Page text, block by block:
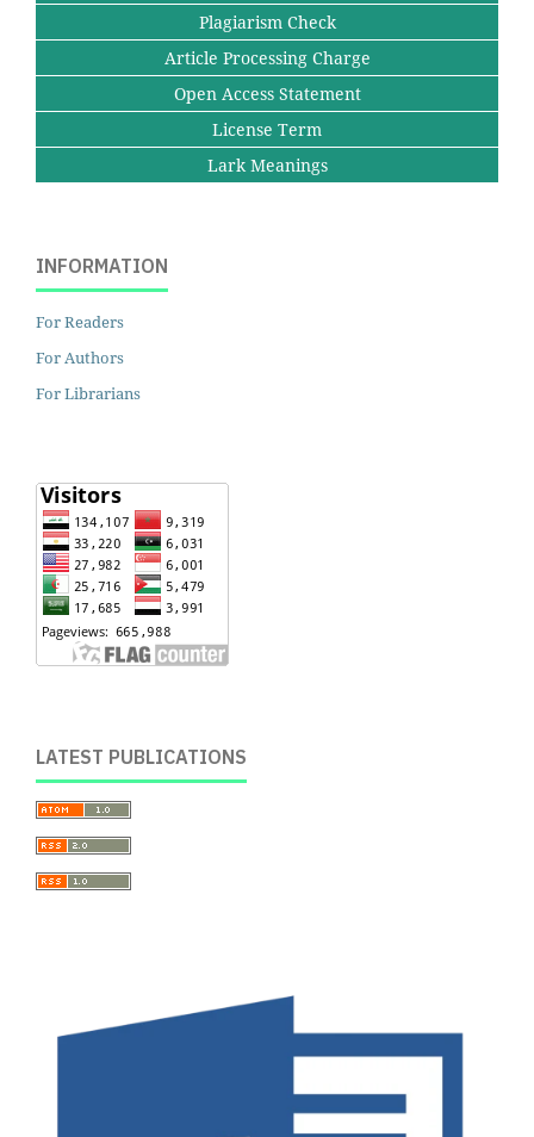
Plagiarism Check
Article Processing Charge
Open Access Statement
License Term
Lark Meanings
INFORMATION
For Readers
For Authors
For Librarians
LATEST PUBLICATIONS